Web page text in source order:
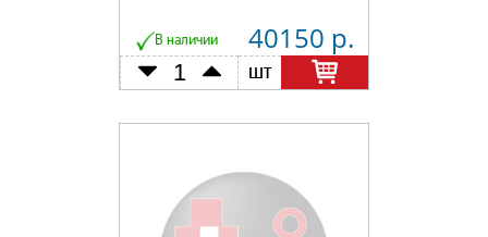
В наличии 40150 р.
шт